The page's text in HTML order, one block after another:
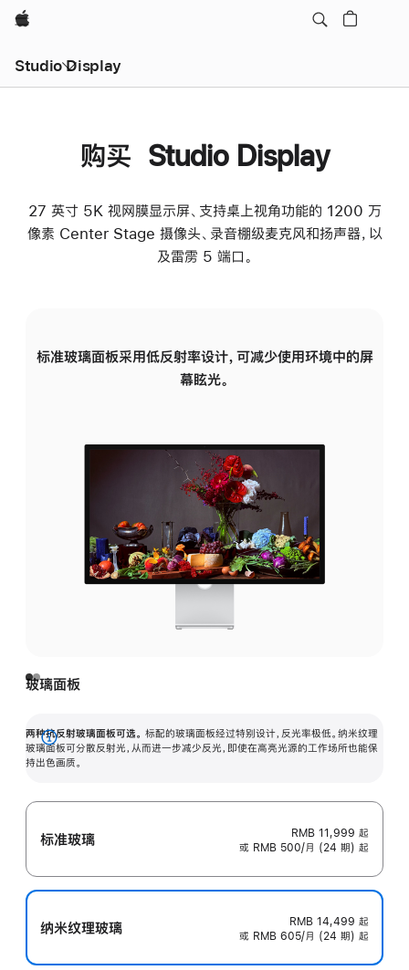
Apple
Studio Display
购买 Studio Display
27 英寸 5K 视网膜显示屏、支持桌上视角功能的 1200 万
像素 Center Stage 摄像头、录音棚级麦克风和扬声器，以
及雷雳 5 端口。
标准玻璃面板采用低反射率设计，可减少使用环境中的屏
幕眩光。
玻璃面板
两种抗反射玻璃面板可选。 标配的玻璃面板经过特别设计，反光率极低。纳米纹理
玻璃面板可分散反射光，从而进一步减少反光，即使在高亮光源的工作场所也能保
持出色画质。
展
开
标准玻璃 RMB 11,999 起
或 RMB 500/月 (24 期) 起
纳米纹理玻璃 RMB 14,499 起
或 RMB 605/月 (24 期) 起